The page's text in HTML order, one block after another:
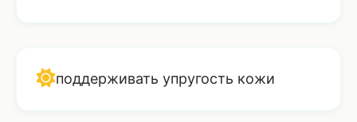
поддерживать упругость кожи